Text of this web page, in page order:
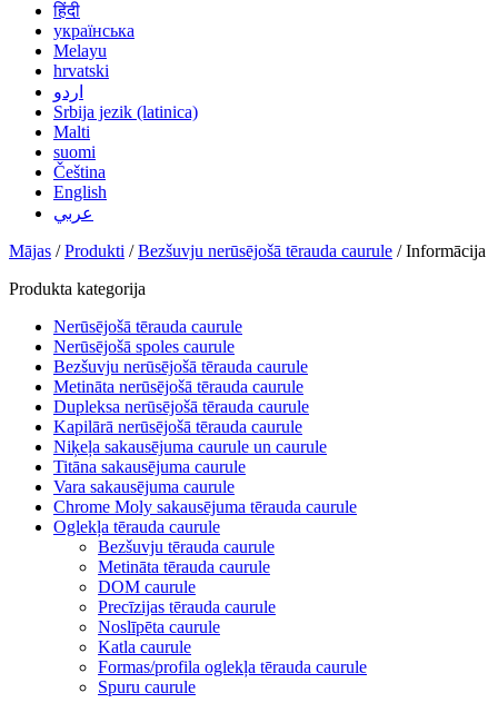
हिंदी
українська
Melayu
hrvatski
اردو
Srbija jezik (latinica)
Malti
suomi
Čeština
English
عربي
Mājas /Produkti /Bezšuvju nerūsējošā tērauda caurule / Informācija
Produkta kategorija
Nerūsējošā tērauda caurule
Nerūsējošā spoles caurule
Bezšuvju nerūsējošā tērauda caurule
Metināta nerūsējošā tērauda caurule
Dupleksa nerūsējošā tērauda caurule
Kapilārā nerūsējošā tērauda caurule
Niķeļa sakausējuma caurule un caurule
Titāna sakausējuma caurule
Vara sakausējuma caurule
Chrome Moly sakausējuma tērauda caurule
Oglekļa tērauda caurule
Bezšuvju tērauda caurule
Metināta tērauda caurule
DOM caurule
Precīzijas tērauda caurule
Noslīpēta caurule
Katla caurule
Formas/profila oglekļa tērauda caurule
Spuru caurule